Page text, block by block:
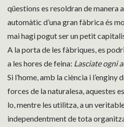
qüestions es resoldran de manera
automàtic d’una gran fàbrica és
mai hagi pogut ser un petit
A la porta de les fàbriques, es
a les hores de feina: Lasciate ogni
Si l’home, amb la ciència i l’enginy
forces de la naturalesa, aquestes
lo, mentre les utilitza, a un
independentment de tota